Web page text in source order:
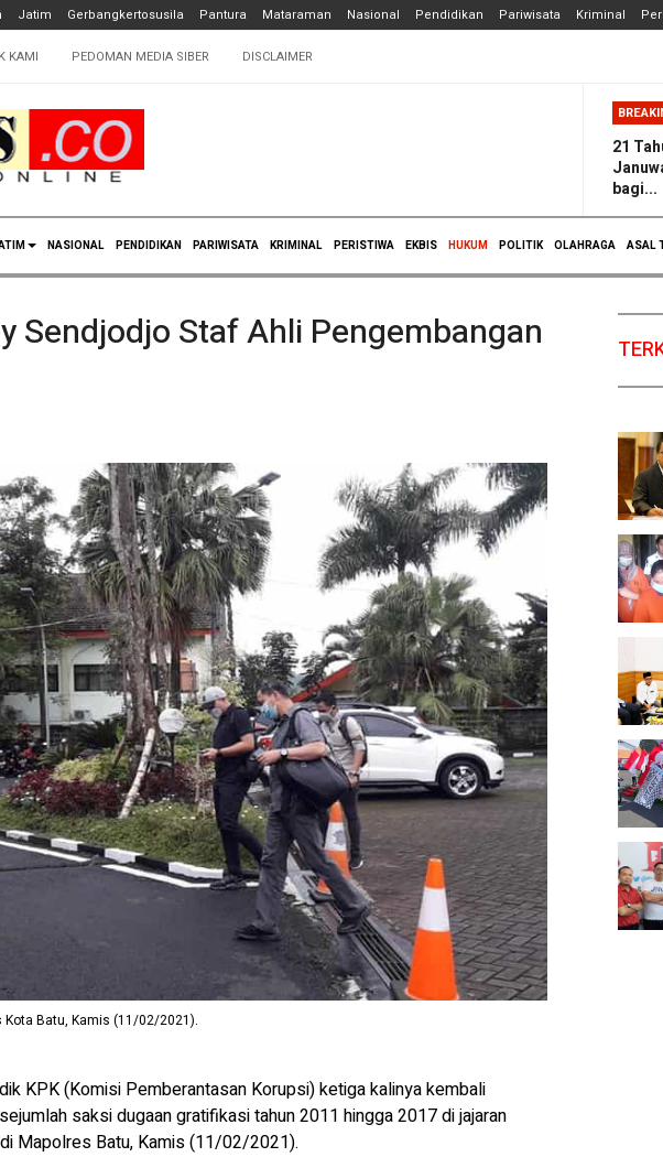
Jatim Gerbangkertosusila Pantura Mataraman Nasional Pendidikan Pariwisata Kriminal
KAMI PEDOMAN MEDIA SIBER DISCLAIMER
21
bagi...
NASIONAL PENDIDIKAN PARIWISATA KRIMINAL PERISTIWA EKBIS HUKUM POLITIK OLAHRAGA ASAL
Sendjodjo Staf Ahli Pengembangan
Batu, Kamis (11/02/2021).
KPK (Komisi Pemberantasan Korupsi) ketiga kalinya kembali
saksi dugaan gratifikasi tahun 2011 hingga 2017 di jajaran
Mapolres Batu, Kamis (11/02/2021).